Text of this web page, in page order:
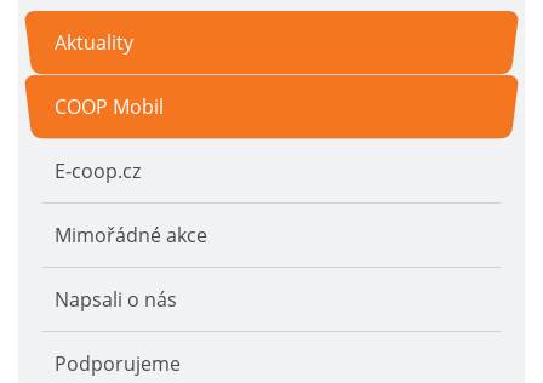
Aktuality
COOP Mobil
E-coop.cz
Mimořádné akce
Napsali o nás
Podporujeme